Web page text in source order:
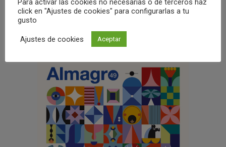
Para activar las cookies no necesarias o de terceros haz
click en "Ajustes de cookies" para configurarlas a tu
gusto
Ajustes de cookies Aceptar